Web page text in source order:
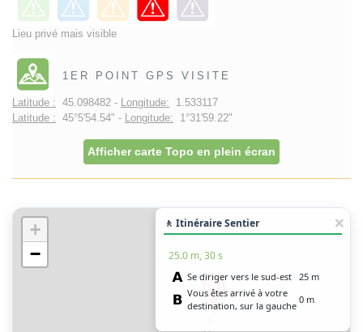
Lieu privé mais visible
1ER POINT GPS VISITE
Latitude : 45.098482 - Longitude: 1.533117
Latitude : 45°5'54.54" - Longitude: 1°31'59.22"
Afficher carte Topo en plein écran
+
−
🚶 Itinéraire Sentier
25.0 m, 30 s
Se diriger vers le sud-est
25 m
Vous êtes arrivé à votre
destination, sur la gauche
0 m